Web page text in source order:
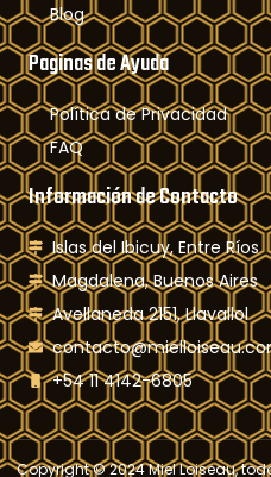
Blog
Paginas de Ayuda
Política de Privacidad
FAQ
Información de Contacto
Islas del Ibicuy, Entre Ríos
Magdalena, Buenos Aires
Avellaneda 2151, Llavallol
+54 11 4142-6805
Copyright © 2024 Miel Loiseau,